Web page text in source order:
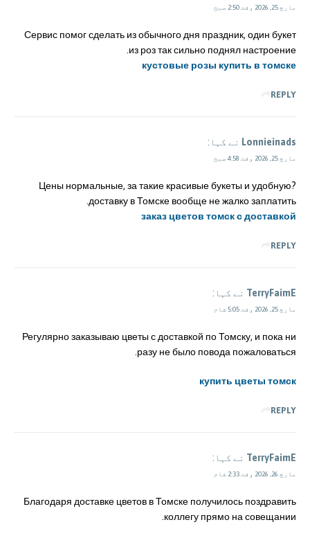
مارچ 25, 2026 وقت 2:50 صبح
Сервис помог сделать из обычного дня праздник, один букет
из роз так сильно поднял настроение.
кустовые розы купить в томске
REPLY
Lonnieinads نے کہا:
مارچ 25, 2026 وقت 4:58 صبح
?Цены нормальные, за такие красивые букеты и удобную
доставку в Томске вообще не жалко заплатить.
заказ цветов томск с доставкой
REPLY
TerryFaimE نے کہا:
مارچ 25, 2026 وقت 5:05 شام
Регулярно заказываю цветы с доставкой по Томску, и пока ни
разу не было повода пожаловаться.
купить цветы томск
REPLY
TerryFaimE نے کہا:
مارچ 26, 2026 وقت 2:33 شام
Благодаря доставке цветов в Томске получилось поздравить
коллегу прямо на совещании.